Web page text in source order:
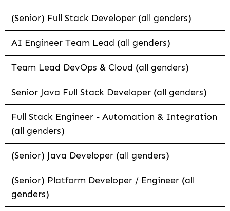
(Senior) Full Stack Developer (all genders)
AI Engineer Team Lead (all genders)
Team Lead DevOps & Cloud (all genders)
Senior Java Full Stack Developer (all genders)
Full Stack Engineer - Automation & Integration
(all genders)
(Senior) Java Developer (all genders)
(Senior) Platform Developer / Engineer (all
genders)